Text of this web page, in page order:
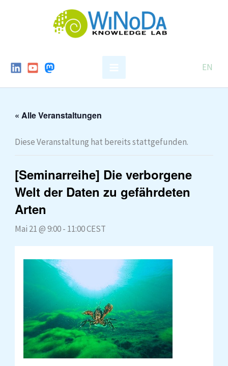
EN
« Alle Veranstaltungen
Diese Veranstaltung hat bereits stattgefunden.
[Seminarreihe] Die verborgene
Welt der Daten zu gefährdeten
Arten
Mai 21 @ 9:00- 11:00CEST